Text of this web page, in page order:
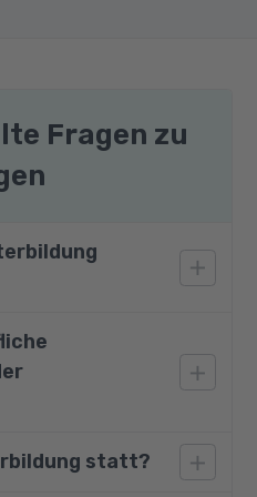
Fragen zu
sich an
aus den
und Einkauf.
rund um
statt?